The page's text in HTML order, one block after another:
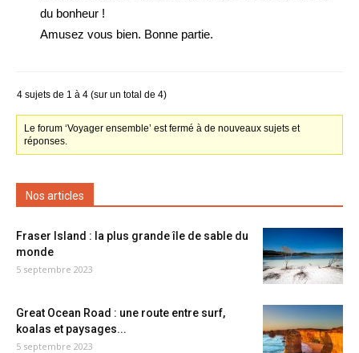
du bonheur !
Amusez vous bien. Bonne partie.
4 sujets de 1 à 4 (sur un total de 4)
Le forum ‘Voyager ensemble’ est fermé à de nouveaux sujets et
réponses.
Nos articles
Fraser Island : la plus grande île de sable du
monde
5 septembre 2023
Great Ocean Road : une route entre surf,
koalas et paysages...
5 septembre 2023